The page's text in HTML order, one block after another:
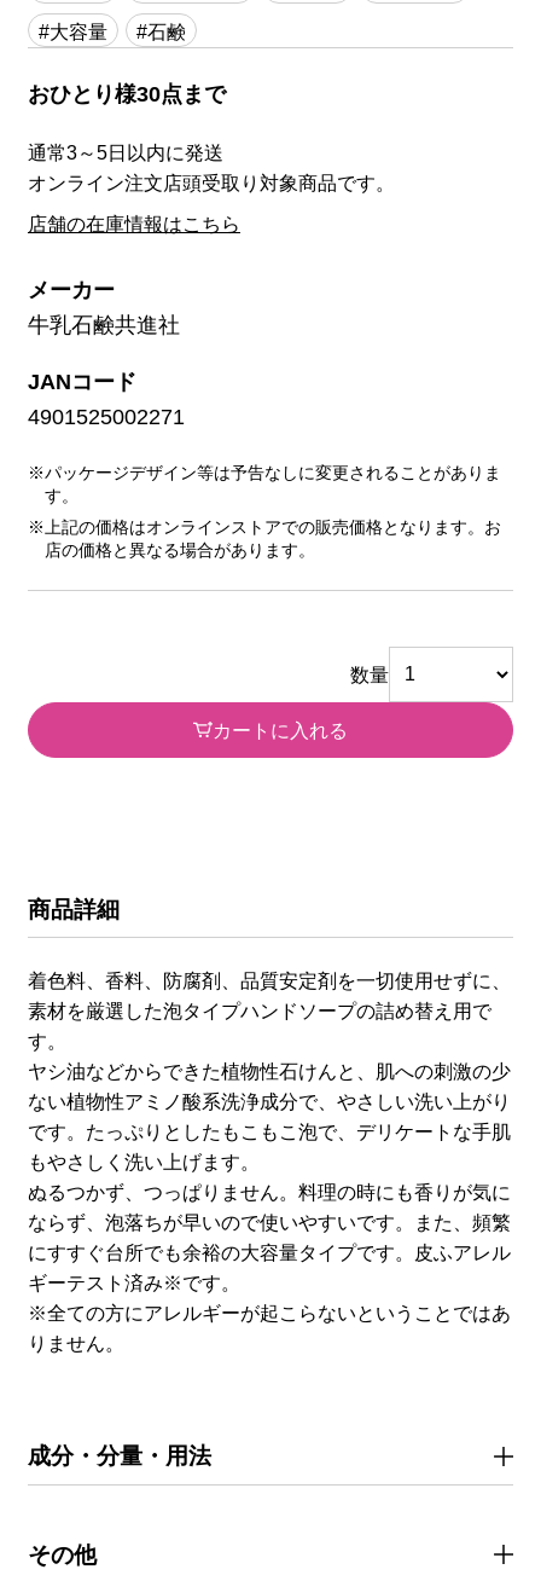
#大容量
#石鹸
おひとり様30点まで
通常3～5日以内に発送
オンライン注文店頭受取り対象商品です。
店舗の在庫情報はこちら
メーカー
牛乳石鹸共進社
JANコード
4901525002271
※パッケージデザイン等は予告なしに変更されることがありま
す。
※上記の価格はオンラインストアでの販売価格となります。お
店の価格と異なる場合があります。
数量
カートに入れる
商品詳細
着色料、香料、防腐剤、品質安定剤を一切使用せずに、
素材を厳選した泡タイプハンドソープの詰め替え用で
す。
ヤシ油などからできた植物性石けんと、肌への刺激の少
ない植物性アミノ酸系洗浄成分で、やさしい洗い上がり
です。たっぷりとしたもこもこ泡で、デリケートな手肌
もやさしく洗い上げます。
ぬるつかず、つっぱりません。料理の時にも香りが気に
ならず、泡落ちが早いので使いやすいです。また、頻繁
にすすぐ台所でも余裕の大容量タイプです。皮ふアレル
ギーテスト済み※です。
※全ての方にアレルギーが起こらないということではあ
りません。
成分・分量・用法
その他